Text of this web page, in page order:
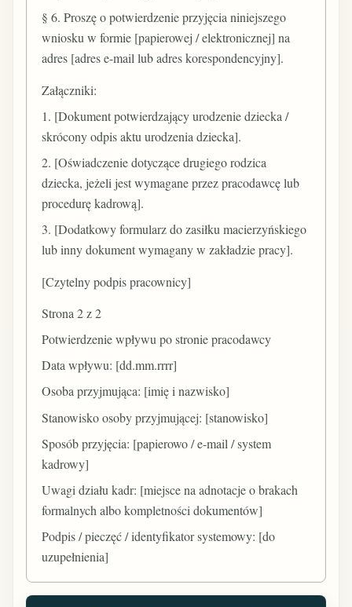
§ 6. Proszę o potwierdzenie przyjęcia niniejszego
wniosku w formie [papierowej / elektronicznej] na
adres [adres e-mail lub adres korespondencyjny].
Załączniki:
1. [Dokument potwierdzający urodzenie dziecka /
skrócony odpis aktu urodzenia dziecka].
2. [Oświadczenie dotyczące drugiego rodzica
dziecka, jeżeli jest wymagane przez pracodawcę lub
procedurę kadrową].
3. [Dodatkowy formularz do zasiłku macierzyńskiego
lub inny dokument wymagany w zakładzie pracy].
[Czytelny podpis pracownicy]
Strona 2 z 2
Potwierdzenie wpływu po stronie pracodawcy
Data wpływu: [dd.mm.rrrr]
Osoba przyjmująca: [imię i nazwisko]
Stanowisko osoby przyjmującej: [stanowisko]
Sposób przyjęcia: [papierowo / e-mail / system
kadrowy]
Uwagi działu kadr: [miejsce na adnotacje o brakach
formalnych albo kompletności dokumentów]
Podpis / pieczęć / identyfikator systemowy: [do
uzupełnienia]